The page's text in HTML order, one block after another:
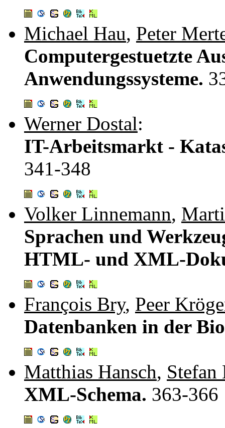
Michael Hau, Peter
Computergestuetzte
Anwendungssysteme.
Werner Dostal:
IT-Arbeitsmarkt -
341-348
Volker Linnemann,
Sprachen und
HTML- und XML-
François Bry, Peer
Datenbanken in der
Matthias Hansch,
XML-Schema. 363-366